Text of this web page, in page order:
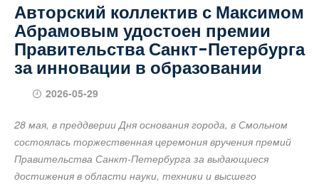
Авторский коллектив с Максимом
Абрамовым удостоен премии
Правительства Санкт-Петербурга
за инновации в образовании
2026-05-29
28 мая, в преддверии Дня основания города, в Смольном
состоялась торжественная церемония вручения премий
Правительства Санкт-Петербурга за выдающиеся
достижения в области науки, техники и высшего